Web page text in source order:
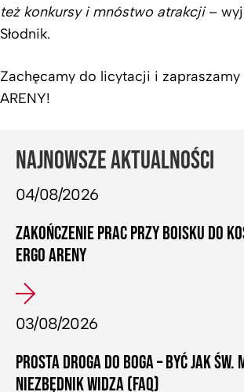
też konkursy i mnóstwo atrakcji–
Słodnik.
Zachęcamy do licytacji i zapraszamy
ARENY!
NAJNOWSZE AKTUALNOŚCI
04/08/2026
ZAKOŃCZENIE PRAC PRZY BOISKU DO
ERGO ARENY
03/08/2026
PROSTA DROGA DO BOGA – BYĆ JAK
NIEZBĘDNIK WIDZA (FAQ)